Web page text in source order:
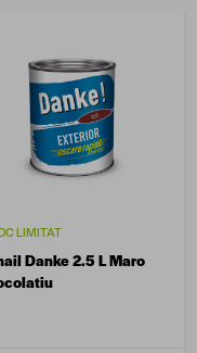
LIMITAT
Danke 2.5 L Maro